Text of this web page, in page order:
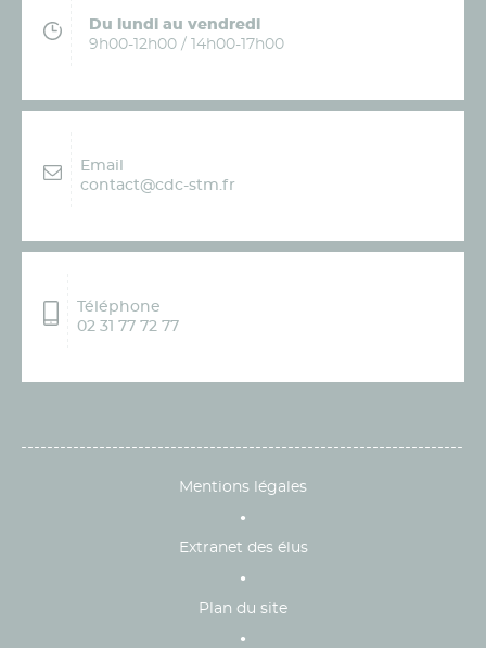
Du lundi au vendredi
9h00-12h00 / 14h00-17h00
Email
contact@cdc-stm.fr
Téléphone
02 31 77 72 77
Mentions légales
Extranet des élus
Plan du site